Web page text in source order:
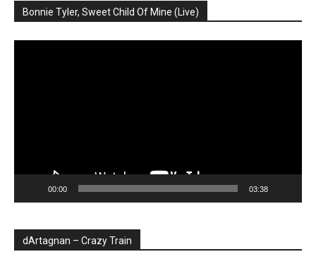
Bonnie Tyler, Sweet Child Of Mine (Live)
00:00 03:38
dArtagnan – Crazy Train